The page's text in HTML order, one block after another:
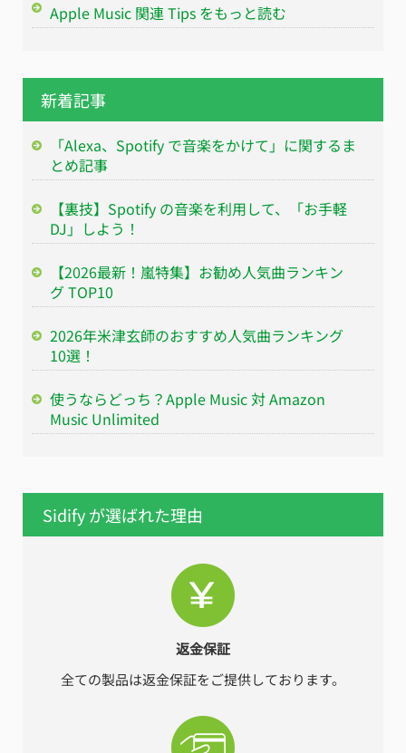
Apple Music 関連 Tips をもっと読む
新着記事
「Alexa、Spotify で音楽をかけて」に関するま
とめ記事
【裏技】Spotify の音楽を利用して、「お手軽
DJ」しよう！
【2026最新！嵐特集】お勧め人気曲ランキン
グ TOP10
2026年米津玄師のおすすめ人気曲ランキング
10選！
使うならどっち？Apple Music 対 Amazon
Music Unlimited
Sidify が選ばれた理由
返金保証
全ての製品は返金保証をご提供しております。